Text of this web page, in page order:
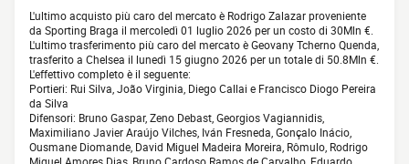
L'ultimo acquisto più caro del mercato è Rodrigo Zalazar proveniente
da Sporting Braga il mercoledì 01 luglio 2026 per un costo di 30Mln €.
L'ultimo trasferimento più caro del mercato è Geovany Tcherno Quenda,
trasferito a Chelsea il lunedì 15 giugno 2026 per un totale di 50.8Mln €.
L'effettivo completo è il seguente:
Portieri: Rui Silva, João Virginia, Diego Callai e Francisco Diogo Pereira
da Silva
Difensori: Bruno Gaspar, Zeno Debast, Georgios Vagiannidis,
Maximiliano Javier Araújo Vilches, Iván Fresneda, Gonçalo Inácio,
Ousmane Diomande, David Miguel Madeira Moreira, Rômulo, Rodrigo